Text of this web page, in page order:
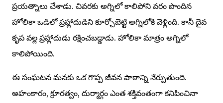
ప్రయత్నాలు చేశాడు. చివరకు అగ్నిలో కాలిపోని వరం పొందిన
హోలికా ఒడిలో ప్రహ్లాదుడిని కూర్చోబెట్టి అగ్నిలోకి వెళ్లింది. కానీ దైవ
కృప వల్ల ప్రహ్లాదుడు రక్షించబడ్డాడు. హోలికా మాత్రం అగ్నిలో
కాలిపోయింది.
ఈ సంఘటన మనకు ఒక గొప్ప జీవన పాఠాన్ని నేర్పుతుంది.
అహంకారం, క్రూరత్వం, దుర్మార్గం ఎంత శక్తివంతంగా కనిపించినా